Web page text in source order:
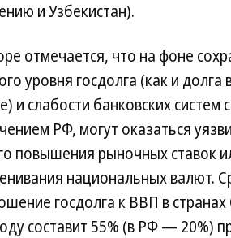
и Узбекистан).
отмечается, что на фоне
уровня госдолга (как и долга
и слабости банковских систем
РФ, могут оказаться
повышения рыночных ставок
национальных валют.
госдолга к ВВП в
составит 55% (в РФ — 20%)